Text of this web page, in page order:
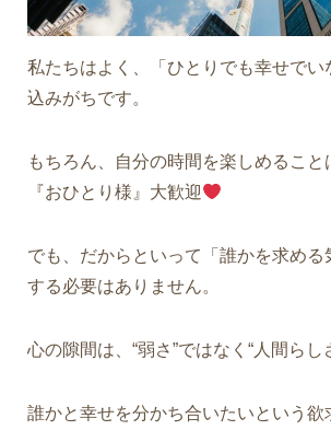
私たちはよく、「ひとりでも幸せでい
込みがちです。
もちろん、自分の時間を楽しめること
『おひとり様』大歓迎
でも、だからといって「誰かを求める
する必要はありません。
心の隙間は、“弱さ”ではなく“人間らし
誰かと幸せを分かち合いたいという欲